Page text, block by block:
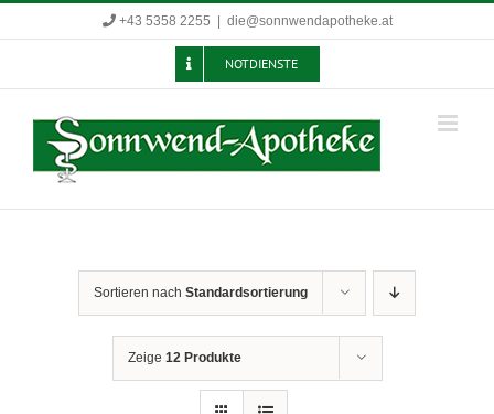
+43 5358 2255 die@sonnwendapotheke.at
NOTDIENSTE
Sortieren nach Standardsortierung
Zeige 12 Produkte